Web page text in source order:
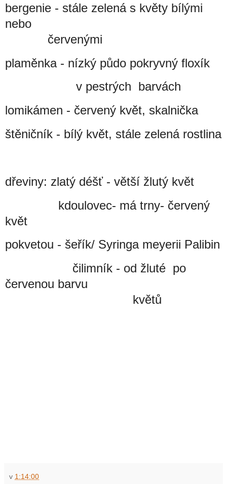
bergenie - stále zelená s květy bílými
nebo
červenými
plaměnka - nízký půdo pokryvný floxík
v pestrých barvách
lomikámen - červený květ, skalnička
štěničník - bílý květ, stále zelená rostlina
dřeviny: zlatý déšť - větší žlutý květ
kdoulovec- má trny- červený
květ
pokvetou - šeřík/ Syringa meyerii Palibin
čilimník - od žluté po
červenou barvu
květů
v 1:14:00